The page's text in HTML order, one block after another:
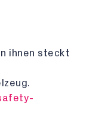
ihnen steckt